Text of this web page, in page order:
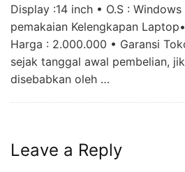
Display :14 inch • O.S :
pemakaian Kelengkapan
Harga : 2.000.000 • Garansi
sejak tanggal awal pembelian,
disebabkan oleh …
Leave a Reply